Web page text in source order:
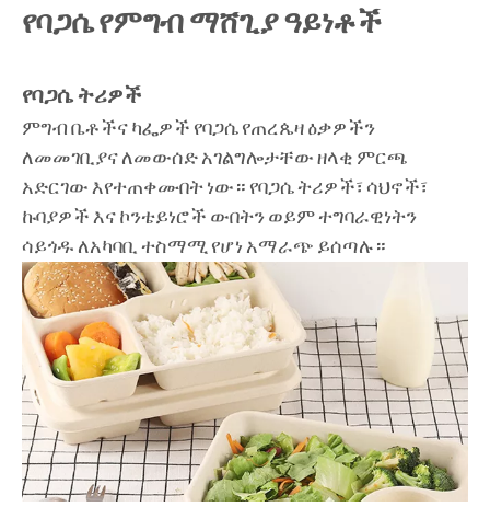
የባጋሴ የምግብ ማሸጊያ ዓይነቶች
የባጋሴ ትሪዎች
ምግብ ቤቶችና ካፌዎች የባጋሴ የጠረጴዛ ዕቃዎችን
ለመመገቢያና ለመውሰድ አገልግሎታቸው ዘላቂ ምርጫ
አድርገው እየተጠቀሙበት ነው። የባጋሴ ትሪዎች፣ ሳህኖች፣
ኩባያዎች እና ኮንቴይነሮች ውበትን ወይም ተግባራዊነትን
ሳይጎዱ ለአካባቢ ተስማሚ የሆነ አማራጭ ይሰጣሉ።